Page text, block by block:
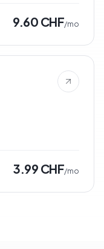
9.60 CHF/mo
3.99 CHF/mo